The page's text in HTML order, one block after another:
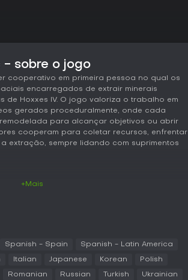
- sobre o jogo
cooperativo em primeira pessoa no qual os
encarregados de extrair minerais
de Hoxxes IV. O jogo valoriza o trabalho em
gerados proceduralmente, onde cada
para alcançar objetivos ou abrir
cooperam para coletar recursos, enfrentar
extração, sempre lidando com suprimentos
a cápsula de extração. O ambiente reage
posicionar sinalizadores e usar equipamentos
revelar ameaças na escuridão. Quem joga
+Mais
Spanish - Spain Spanish - Latin America
Italian Japanese Korean Polish
Romanian Russian Turkish Ukrainian